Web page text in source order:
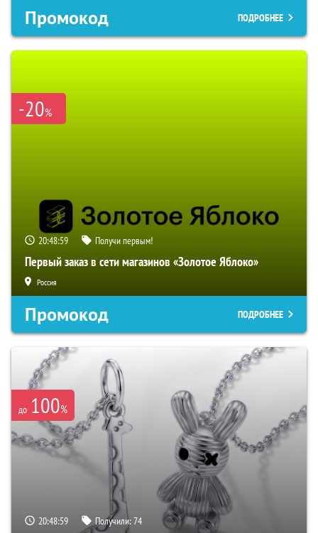
Промокод ПОДРОБНЕЕ
-20%
20:48:58 Получи первым!
Первый заказ в сети магазинов «Золотое Яблоко»
Россия
Промокод ПОДРОБНЕЕ
до 100%
20:48:58 Получили:74